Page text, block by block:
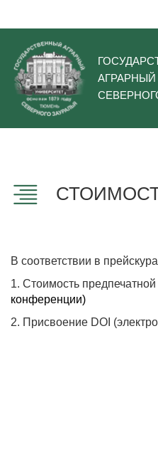
В соответствии в
1. Стоимость
конференции)
2. Присвоение DOI